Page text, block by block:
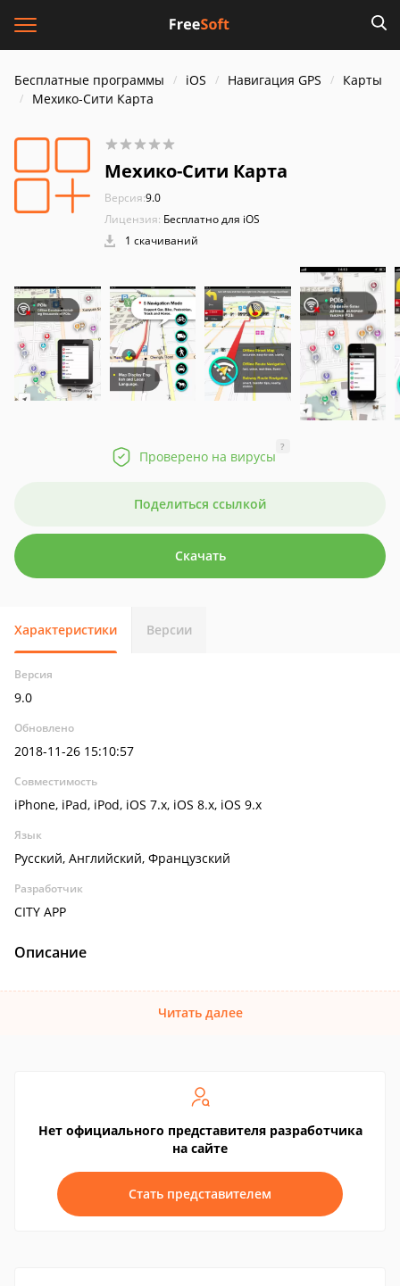
Бесплатные программы iOS Навигация GPS
Карты
Мехико-Сити Карта
Мехико-Сити Карта
Версия:9.0
Лицензия: Бесплатно для iOS
1 скачиваний
Проверено на вирусы
?
Поделиться ссылкой
Скачать
Характеристики Версии
Версия
9.0
Обновлено
2018-11-26 15:10:57
Совместимость
iPhone, iPad, iPod, iOS 7.x, iOS 8.x, iOS 9.x
Язык
Русский, Английский, Французский
Разработчик
CITY APP
Описание
Читать далее
Нет официального представителя разработчика
на сайте
Стать представителем